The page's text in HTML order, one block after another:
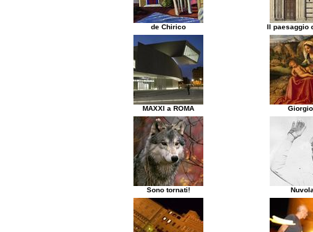
de Chirico Il paesaggio
MAXXI a ROMA
Sono tornati!